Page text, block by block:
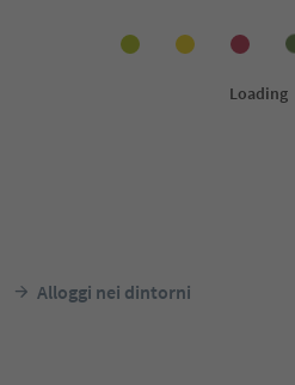
Alloggi nei dintorni